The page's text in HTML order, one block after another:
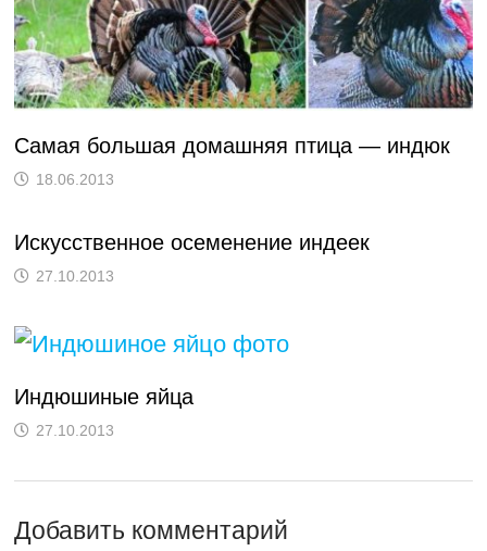
Самая большая домашняя птица — индюк
18.06.2013
Искусственное осеменение индеек
27.10.2013
Индюшиные яйца
27.10.2013
Добавить комментарий